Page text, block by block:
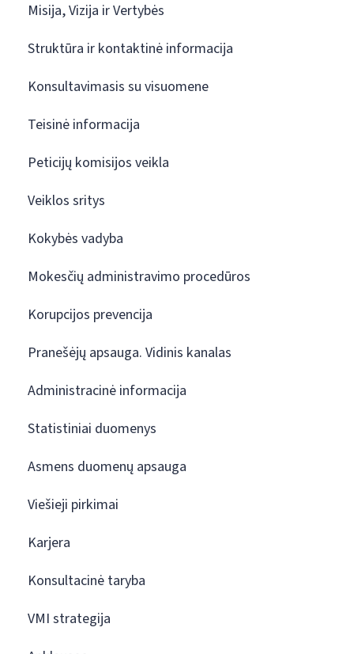
Misija, Vizija ir Vertybės
Struktūra ir kontaktinė informacija
Konsultavimasis su visuomene
Teisinė informacija
Peticijų komisijos veikla
Veiklos sritys
Kokybės vadyba
Mokesčių administravimo procedūros
Korupcijos prevencija
Pranešėjų apsauga. Vidinis kanalas
Administracinė informacija
Statistiniai duomenys
Asmens duomenų apsauga
Viešieji pirkimai
Karjera
Konsultacinė taryba
VMI strategija